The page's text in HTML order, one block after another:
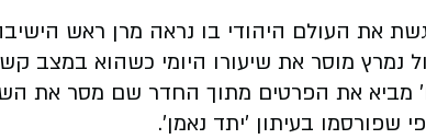
את העולם היהודי בו נראה מרן ראש הישיבה
נמרץ מוסר את שיעורו היומי כשהוא במצב
מביא את הפרטים מתוך החדר שם מסר את
שפורסמו בעיתון 'יתד נאמן'.